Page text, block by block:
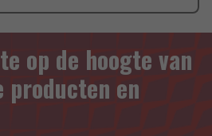
op de hoogte van
producten en